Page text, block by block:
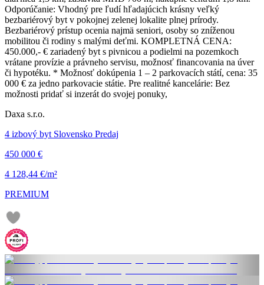
Odporúčanie: Vhodný pre ľudí hľadajúcich krásny veľký
bezbariérový byt v pokojnej zelenej lokalite plnej prírody.
Bezbariérový prístup ocenia najmä seniori, osoby so zníženou
mobilitou či rodiny s malými deťmi. KOMPLETNÁ CENA:
450.000,- € zariadený byt s pivnicou a podielmi na pozemkoch
vrátane provízie a právneho servisu, možnosť financovania na úver
či hypotéku. * Možnosť dokúpenia 1 – 2 parkovacích státí, cena: 35
000 € za jedno parkovacie státie. Pre realitné kancelárie: Bez
možnosti pridať si inzerát do svojej ponuky,
Daxa s.r.o.
4 izbový byt Slovensko Predaj
450 000 €
4 128,44 €/m²
PREMIUM